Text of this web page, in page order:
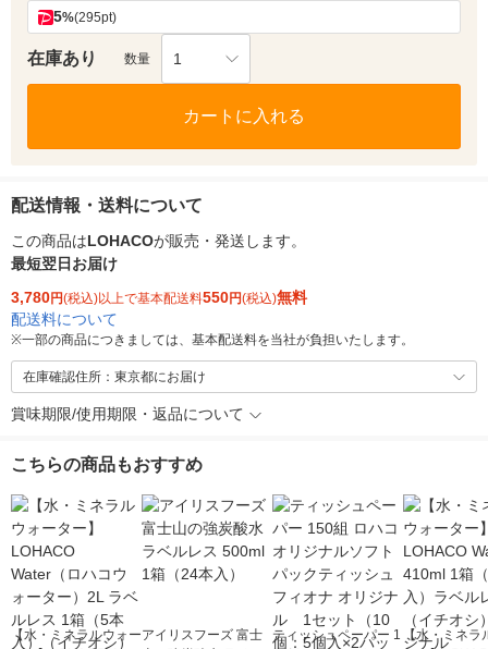
5%(295pt)
在庫あり 数量 1
カートに入れる
配送情報・送料について
この商品はLOHACOが販売・発送します。
最短翌日お届け
3,780円(税込)以上で基本配送料550円(税込)無料
配送料について
※一部の商品につきましては、基本配送料を当社が負担いたします。
在庫確認住所：東京都にお届け
賞味期限/使用期限・返品について
こちらの商品もおすすめ
【水・ミネラルウォーアイリスフーズ 富士
ティッシュペーパー 1 【水・ミネラ